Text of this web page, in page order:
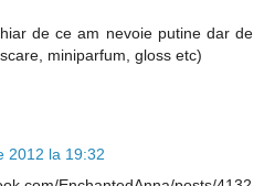
de ce am nevoie putine dar de
miniparfum, gloss etc)
2012 la 19:32